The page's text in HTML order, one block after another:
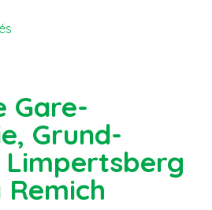
Gare-
Grund-
Remich